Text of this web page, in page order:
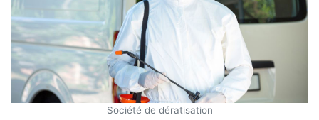
Société de dératisation